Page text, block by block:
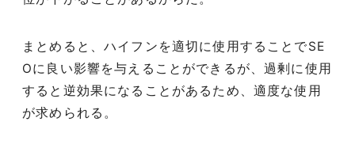
まとめると、ハイフンを適切に使用することでSE
Oに良い影響を与えることができるが、過剰に使用
すると逆効果になることがあるため、適度な使用
が求められる。